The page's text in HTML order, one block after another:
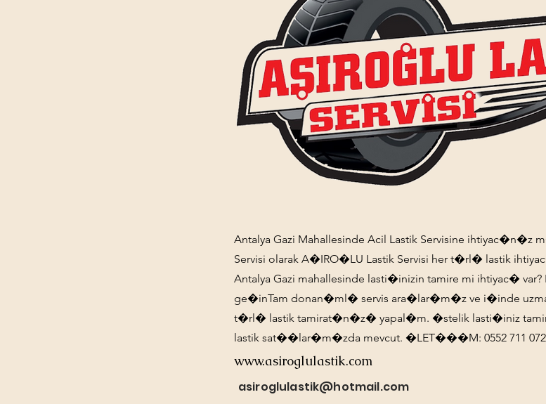
Antalya Gazi Mahallesinde Acil Lastik Servisine ihtiyac�n�z
Servisi olarak A�IRO�LU Lastik Servisi her t�rl� lastik
Antalya Gazi mahallesinde lasti�inizin tamire mi ihtiyac�
ge�inTam donan�ml� servis ara�lar�m�z ve i�inde
t�rl� lastik tamirat�n�z� yapal�m. �stelik lasti�iniz tamir
lastik sat��lar�m�zda mevcut. �LET���M: 0552 711
www.asiroglulastik.com
asiroglulastik@hotmail.com